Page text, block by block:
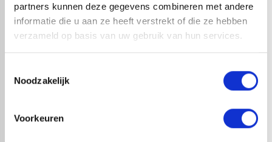
partners kunnen deze gegevens combineren met andere
informatie die u aan ze heeft verstrekt of die ze hebben
verzameld op basis van uw gebruik van hun services.
Noodzakelijk
Voorkeuren
met EPDM-dakbedekking. Wij raden aan om circa 30 cm
rondom extra op te tellen bij de netto dakmaat i.v.m. de
opstaande randen bij het dak, wat zorgt voor overlapping.
Leverancier met expertise in EPDM-verwerking